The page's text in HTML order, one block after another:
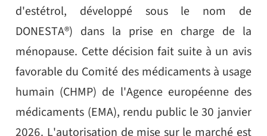
d'estétrol, développé sous le nom de
DONESTA®) dans la prise en charge de la
ménopause. Cette décision fait suite à un avis
favorable du Comité des médicaments à usage
humain (CHMP) de l'Agence européenne des
médicaments (EMA), rendu public le 30 janvier
2026. L'autorisation de mise sur le marché est